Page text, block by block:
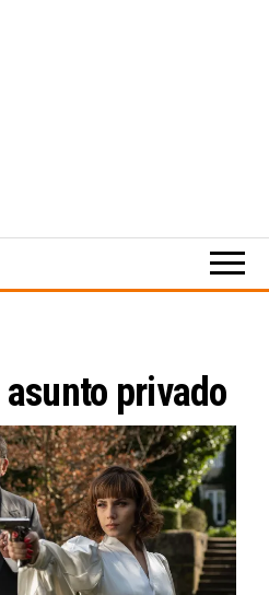
digital
asunto privado